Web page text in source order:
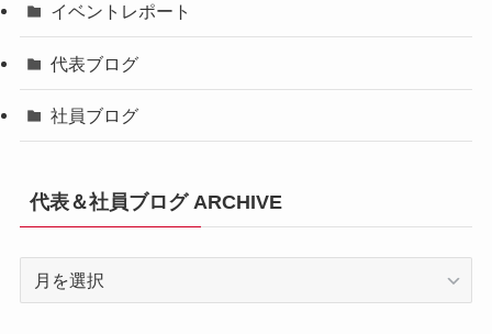
イベントレポート
代表ブログ
社員ブログ
代表＆社員ブログ ARCHIVE